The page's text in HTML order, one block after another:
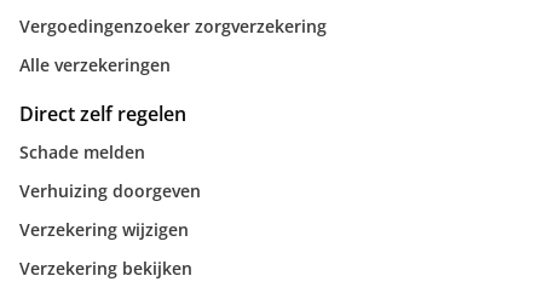
Vergoedingenzoeker zorgverzekering
Alle verzekeringen
Direct zelf regelen
Schade melden
Verhuizing doorgeven
Verzekering wijzigen
Verzekering bekijken